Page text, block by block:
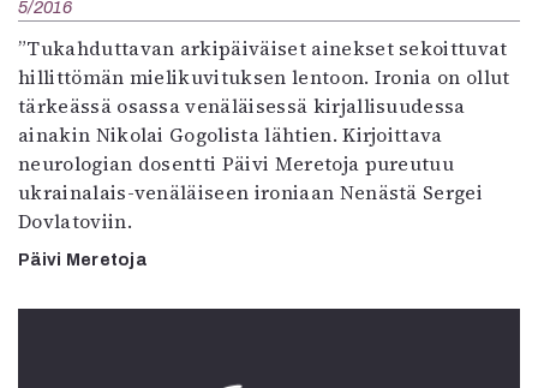
5/2016
”Tukahduttavan arkipäiväiset ainekset sekoittuvat
hillittömän mielikuvituksen lentoon. Ironia on ollut
tärkeässä osassa venäläisessä kirjallisuudessa
ainakin Nikolai Gogolista lähtien. Kirjoittava
neurologian dosentti Päivi Meretoja pureutuu
ukrainalais-venäläiseen ironiaan Nenästä Sergei
Dovlatoviin.
Päivi Meretoja